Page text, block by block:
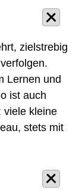
zielstrebig
Lernen und
ist auch
viele kleine
stets mit